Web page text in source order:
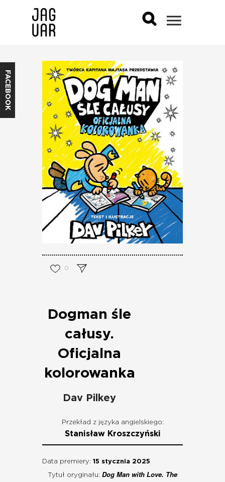
FACEBOOK
0
Dogman śle
całusy.
Oficjalna
kolorowanka
Dav Pilkey
Przekład z języka angielskiego:
Stanisław Kroszczyński
Data premiery: 15 stycznia 2025
Tytuł oryginału: Dog Man with Love. The